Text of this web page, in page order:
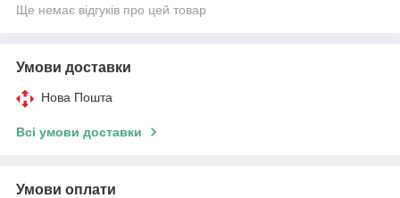
Ще немає відгуків про цей товар
Умови доставки
Нова Пошта
Всі умови доставки
Умови оплати